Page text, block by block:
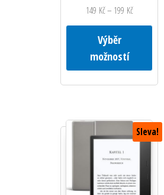
149 Kč– 199 Kč
Výběr
možností
Sleva!